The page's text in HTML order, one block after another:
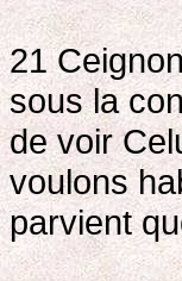
21
sous la
de voir
voulons
parvient